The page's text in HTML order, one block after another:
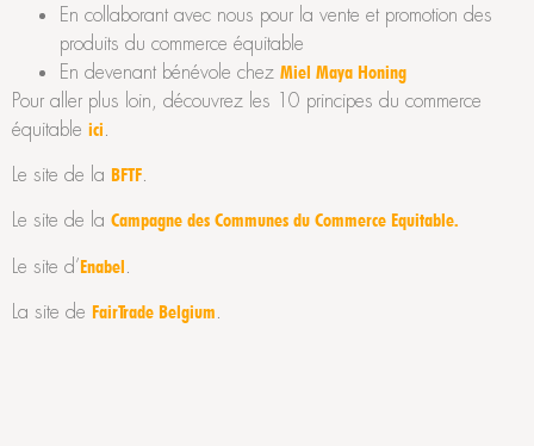
En collaborant avec nous pour la vente et promotion des
produits du commerce équitable
En devenant bénévole chez Miel Maya Honing
Pour aller plus loin, découvrez les 10 principes du commerce
équitable ici.
Le site de la BFTF.
Le site de la Campagne des Communes du Commerce Equitable.
Le site d’Enabel.
La site de FairTrade Belgium.